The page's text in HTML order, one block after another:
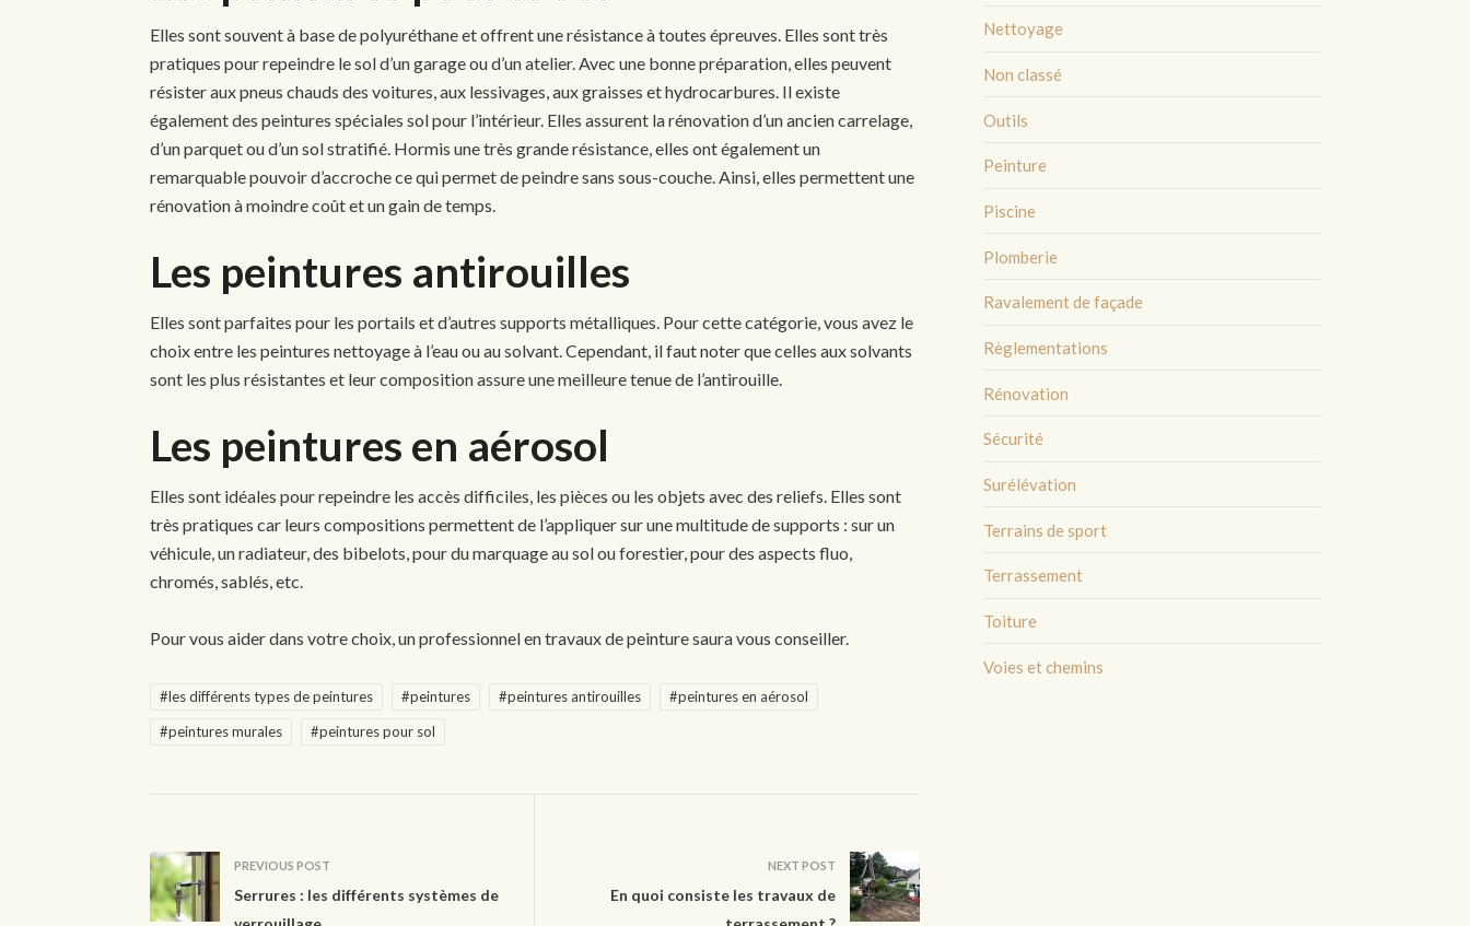
Elles sont souvent à base de polyuréthane et offrent une résistance à toutes épreuves. Elles sont très
pratiques pour repeindre le sol d’un garage ou d’un atelier. Avec une bonne préparation, elles peuvent
résister aux pneus chauds des voitures, aux lessivages, aux graisses et hydrocarbures. Il existe
également des peintures spéciales sol pour l’intérieur. Elles assurent la rénovation d’un ancien carrelage,
d’un parquet ou d’un sol stratifié. Hormis une très grande résistance, elles ont également un
remarquable pouvoir d’accroche ce qui permet de peindre sans sous-couche. Ainsi, elles permettent une
rénovation à moindre coût et un gain de temps.
Les peintures antirouilles
Elles sont parfaites pour les portails et d’autres supports métalliques. Pour cette catégorie, vous avez le
choix entre les peintures nettoyage à l’eau ou au solvant. Cependant, il faut noter que celles aux solvants
sont les plus résistantes et leur composition assure une meilleure tenue de l’antirouille.
Les peintures en aérosol
Elles sont idéales pour repeindre les accès difficiles, les pièces ou les objets avec des reliefs. Elles sont
très pratiques car leurs compositions permettent de l’appliquer sur une multitude de supports : sur un
véhicule, un radiateur, des bibelots, pour du marquage au sol ou forestier, pour des aspects fluo,
chromés, sablés, etc.
Pour vous aider dans votre choix, un professionnel en travaux de peinture saura vous conseiller.
#les différents types de peintures #peintures #peintures antirouilles
#peintures en aérosol
#peintures murales
#peintures pour sol
PREVIOUS POST
Serrures : les différents systèmes de
NEXT POST
En quoi consiste les travaux de
Nettoyage
Non classé
Outils
Peinture
Piscine
Plomberie
Ravalement de façade
Règlementations
Rénovation
Sécurité
Surélévation
Terrains de sport
Terrassement
Toiture
Voies et chemins